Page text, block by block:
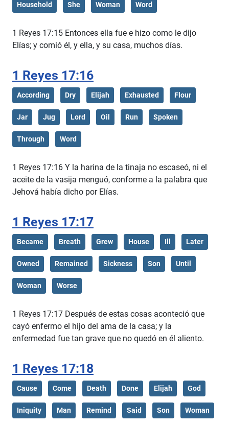
Household She Woman Word
1 Reyes 17:15 Entonces ella fue e hizo como le dijo
Elías; y comió él, y ella, y su casa, muchos días.
1 Reyes 17:16
According Dry Elijah Exhausted Flour
Jar Jug Lord Oil Run Spoken
Through Word
1 Reyes 17:16 Y la harina de la tinaja no escaseó, ni el
aceite de la vasija menguó, conforme a la palabra que
Jehová había dicho por Elías.
1 Reyes 17:17
Became Breath Grew House Ill Later
Owned Remained Sickness Son Until
Woman Worse
1 Reyes 17:17 Después de estas cosas aconteció que
cayó enfermo el hijo del ama de la casa; y la
enfermedad fue tan grave que no quedó en él aliento.
1 Reyes 17:18
Cause Come Death Done Elijah God
Iniquity Man Remind Said Son Woman